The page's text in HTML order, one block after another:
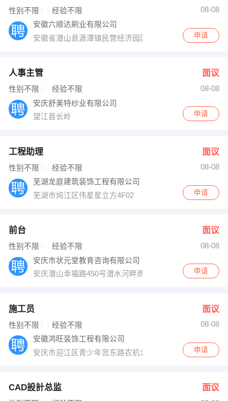
性别不限 经验不限
08-08
安徽六顺达刷业有限公司
安徽省潜山县源潭镇民营经济园区
申请
人事主管 面议
性别不限 经验不限
08-08
安庆舒美特纱业有限公司
望江县长岭
申请
工程助理 面议
性别不限 经验不限
08-08
芜湖龙庭建筑装饰工程有限公司
芜湖市鸠江区伟星星立方4F02
申请
前台 面议
性别不限 经验不限
08-08
安庆市状元堂教育咨询有限公司
安庆潜山幸福路450号潜水河畔商住楼2号楼6楼
申请
施工员 面议
性别不限 经验不限
08-08
安徽鸿旺装饰工程有限公司
安庆市迎江区青少年宫东路农机公司综合楼二层五室
申请
CAD設計总监 面议